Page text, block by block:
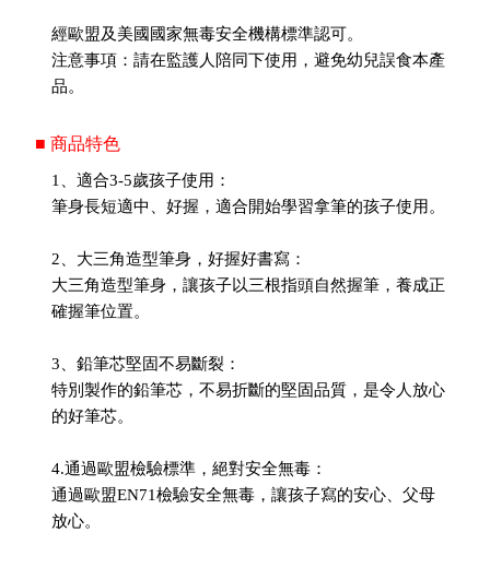
經歐盟及美國國家無毒安全機構標準認可。
注意事項：請在監護人陪同下使用，避免幼兒誤食本產
品。
■ 商品特色
1、適合3-5歲孩子使用：
筆身長短適中、好握，適合開始學習拿筆的孩子使用。
2、大三角造型筆身，好握好書寫：
大三角造型筆身，讓孩子以三根指頭自然握筆，養成正
確握筆位置。
3、鉛筆芯堅固不易斷裂：
特別製作的鉛筆芯，不易折斷的堅固品質，是令人放心
的好筆芯。
4.通過歐盟檢驗標準，絕對安全無毒：
通過歐盟EN71檢驗安全無毒，讓孩子寫的安心、父母
放心。